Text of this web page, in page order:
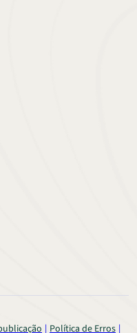
Política de Erros